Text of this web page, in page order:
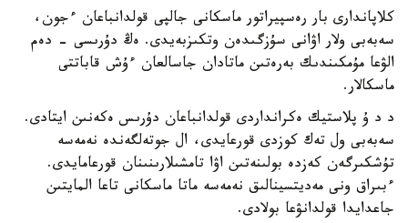
كلاپاندارى بار رەسپيراتور ماسكانى جالپى قولدانباعان ءجون،
سەبەبى ولار اۋانى سۇزگىدەن وتكىزبەيدى. ەڭ دۇرىسى - دەم
الۋعا مۇمكىندىك بەرەتىن ماتادان جاسالعان ءۇش قاباتتى
ماسكالار.
د د ۇ پلاستيك ەكرانداردى قولدانباعان دۇرىس ەكەنىن ايتادى.
سەبەبى ول تەك كوزدى قورعايدى، ال جوتەلگەندە نەمەسە
تۇشكىرگەن كەزدە بولىنەتىن اۋا تامشىلارىنىنان قورعامايدى.
ءبىراق ونى مەديتسينالىق نەمەسە ماتا ماسكانى تاعا المايتىن
جاعدايدا قولدانۋعا بولادى.